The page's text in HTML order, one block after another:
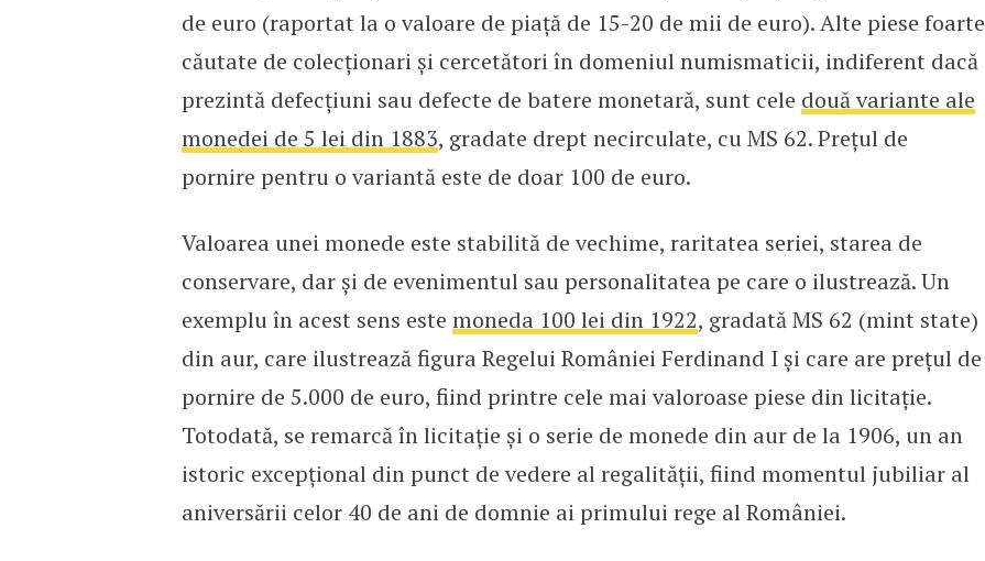
de euro (raportat la o valoare de piață de 15-20 de mii de euro). Alte piese foarte
căutate de colecționari și cercetători în domeniul numismaticii, indiferent dacă
prezintă defecțiuni sau defecte de batere monetară, sunt cele două variante ale
monedei de 5 lei din 1883, gradate drept necirculate, cu MS 62. Prețul de
pornire pentru o variantă este de doar 100 de euro.
Valoarea unei monede este stabilită de vechime, raritatea seriei, starea de
conservare, dar și de evenimentul sau personalitatea pe care o ilustrează. Un
exemplu în acest sens este moneda 100 lei din 1922, gradată MS 62 (mint state)
din aur, care ilustrează figura Regelui României Ferdinand I și care are prețul de
pornire de 5.000 de euro, fiind printre cele mai valoroase piese din licitație.
Totodată, se remarcă în licitație și o serie de monede din aur de la 1906, un an
istoric excepțional din punct de vedere al regalității, fiind momentul jubiliar al
aniversării celor 40 de ani de domnie ai primului rege al României.